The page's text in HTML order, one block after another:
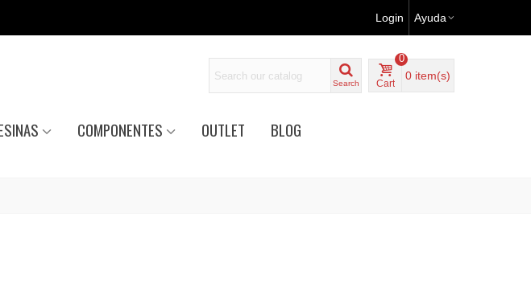
Login Ayuda
Search Cart
0
0 item(s)
COMPONENTES OUTLET
BLOG